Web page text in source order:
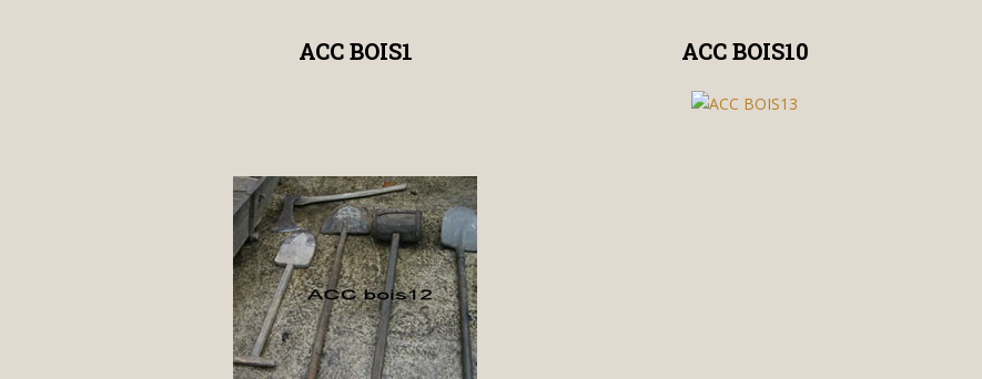
ACC BOIS1 ACC BOIS10